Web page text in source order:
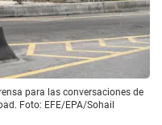
para las conversaciones de
Foto: EFE/EPA/Sohail